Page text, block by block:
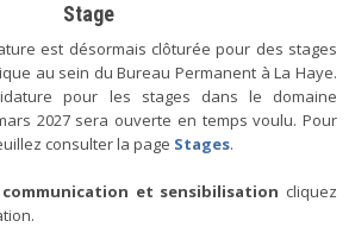
Stage
est désormais clôturée pour des stages
au sein du Bureau Permanent à La Haye.
pour les stages dans le domaine
2027 sera ouverte en temps voulu. Pour
consulter la page Stages.
et sensibilisation cliquez